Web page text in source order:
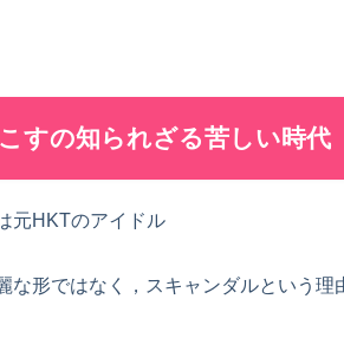
すの知られざる苦しい時代
元HKTのアイドル
な形ではなく，スキャンダルという理